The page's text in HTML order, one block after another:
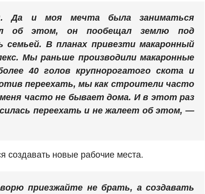
Да и моя мечта была заниматься
об этом, он пообещал землю под
В планах привезти макаронный
Мы раньше производили макаронные
40 голов крупнорогатого скота и
переехать, мы как строители часто
часто не бывает дома. И в этот раз
переехать и не жалеет об этом, —
создавать новые рабочие места.
приезжайте не брать, а создавать